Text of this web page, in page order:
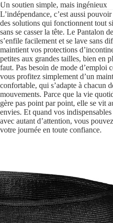
Un soutien simple, mais ingénieux
L’indépendance, c’est aussi
des solutions qui fonctionnent tout
sans se casser la tête. Le Pantalon
s’enfile facilement et se lave sans
maintient vos protections
petites aux grandes tailles, bien en
faut. Pas besoin de mode d’emploi
vous profitez simplement d’un
confortable, qui s’adapte à chacun
mouvements. Parce que la vie
gère pas point par point, elle se vit
envies. Et quand vos
avec autant d’attention, vous
votre journée en toute confiance.